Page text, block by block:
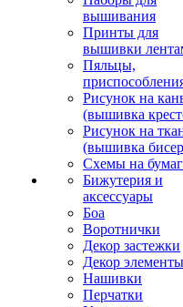
вышивания
Принты для
вышивки
Пяльцы,
Рисунок на
(вышивка
Рисунок на
(вышивка
Схемы на
Бижутерия и
аксессуары
Боа
Воротнички
Декор застежки
Декор элементы
Нашивки
Перчатки